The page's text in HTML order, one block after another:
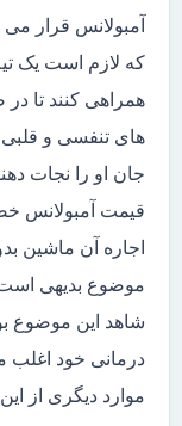
آمبولانس قرار
که لازم است یک
همراهی کنند تا در
های تنفسی و
جان او را نجات
قیمت آمبولانس
اجاره آن ماشین
موضوع بدیهی
شاهد این موضوع
درمانی خود
موارد دیگری از